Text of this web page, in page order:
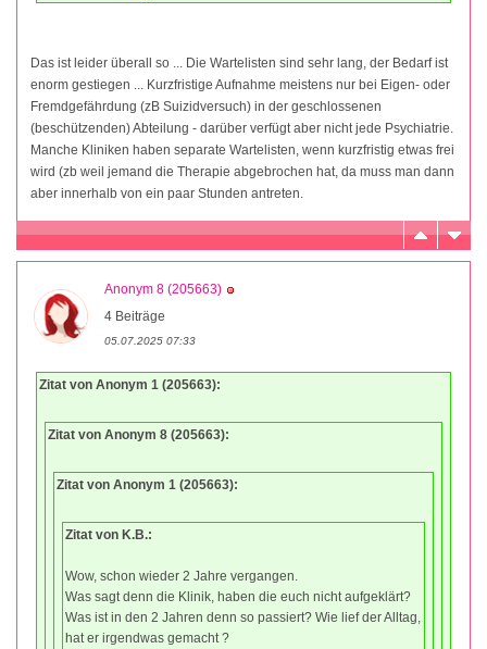
Das ist leider überall so ... Die Wartelisten sind sehr lang, der Bedarf ist
enorm gestiegen ... Kurzfristige Aufnahme meistens nur bei Eigen- oder
Fremdgefährdung (zB Suizidversuch) in der geschlossenen
(beschützenden) Abteilung - darüber verfügt aber nicht jede Psychiatrie.
Manche Kliniken haben separate Wartelisten, wenn kurzfristig etwas frei
wird (zb weil jemand die Therapie abgebrochen hat, da muss man dann
aber innerhalb von ein paar Stunden antreten.
Anonym 8 (205663)
4 Beiträge
05.07.2025 07:33
Zitat von Anonym 1 (205663):
Zitat von Anonym 8 (205663):
Zitat von Anonym 1 (205663):
Zitat von K.B.:
Wow, schon wieder 2 Jahre vergangen.
Was sagt denn die Klinik, haben die euch nicht aufgeklärt?
Was ist in den 2 Jahren denn so passiert? Wie lief der Alltag,
hat er irgendwas gemacht ?